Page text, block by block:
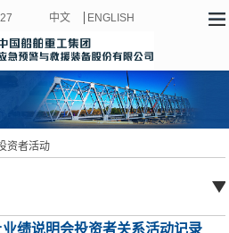
中文 ENGLISH
资者活动
绩说明会投资者关系活动记录